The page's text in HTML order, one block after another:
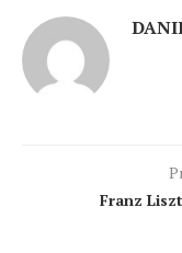
Franz